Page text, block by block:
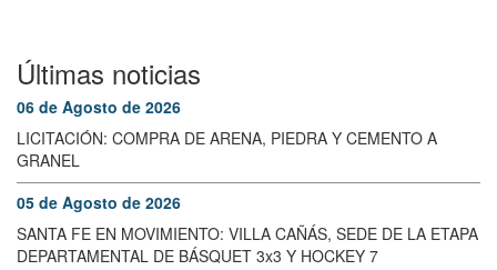
Últimas noticias
06 de Agosto de 2026
LICITACIÓN: COMPRA DE ARENA, PIEDRA Y CEMENTO A
GRANEL
05 de Agosto de 2026
SANTA FE EN MOVIMIENTO: VILLA CAÑÁS, SEDE DE LA ETAPA
DEPARTAMENTAL DE BÁSQUET 3x3 Y HOCKEY 7